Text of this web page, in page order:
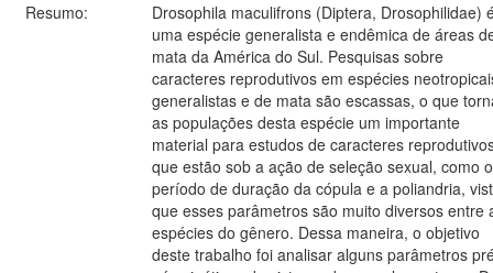
Resumo:
Drosophila maculifrons (Diptera, Drosophilidae)
uma espécie generalista e endêmica de áreas
mata da América do Sul. Pesquisas sobre
caracteres reprodutivos em espécies
generalistas e de mata são escassas, o que
as populações desta espécie um importante
material para estudos de caracteres
que estão sob a ação de seleção sexual, como o
período de duração da cópula e a poliandria,
que esses parâmetros são muito diversos entre
espécies do gênero. Dessa maneira, o objetivo
deste trabalho foi analisar alguns parâmetros